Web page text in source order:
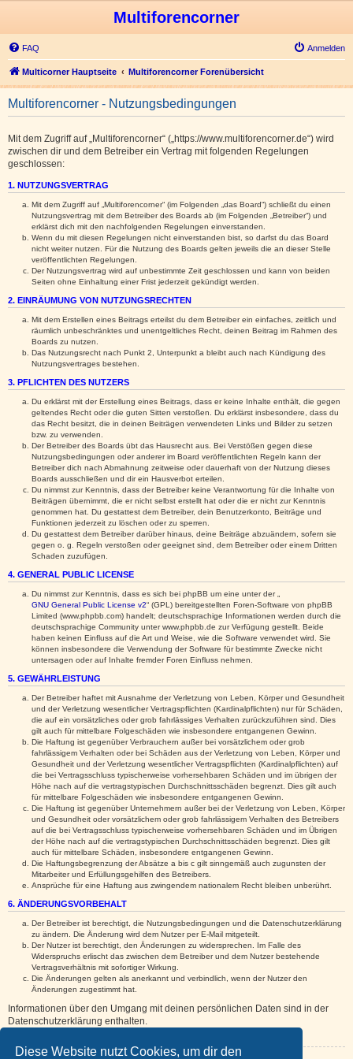
Diese Website nutzt Cookies, um dir den
Multiforencorner
FAQ Anmelden
Multicorner Hauptseite Multiforencorner Forenübersicht
Multiforencorner - Nutzungsbedingungen
Mit dem Zugriff auf „Multiforencorner“ („https://www.multiforencorner.de“) wird
zwischen dir und dem Betreiber ein Vertrag mit folgenden Regelungen
geschlossen:
1. NUTZUNGSVERTRAG
Mit dem Zugriff auf „Multiforencorner“ (im Folgenden „das Board“) schließt du einen
Nutzungsvertrag mit dem Betreiber des Boards ab (im Folgenden „Betreiber“) und
erklärst dich mit den nachfolgenden Regelungen einverstanden.
Wenn du mit diesen Regelungen nicht einverstanden bist, so darfst du das Board
nicht weiter nutzen. Für die Nutzung des Boards gelten jeweils die an dieser Stelle
veröffentlichten Regelungen.
Der Nutzungsvertrag wird auf unbestimmte Zeit geschlossen und kann von beiden
Seiten ohne Einhaltung einer Frist jederzeit gekündigt werden.
2. EINRÄUMUNG VON NUTZUNGSRECHTEN
Mit dem Erstellen eines Beitrags erteilst du dem Betreiber ein einfaches, zeitlich und
räumlich unbeschränktes und unentgeltliches Recht, deinen Beitrag im Rahmen des
Boards zu nutzen.
Das Nutzungsrecht nach Punkt 2, Unterpunkt a bleibt auch nach Kündigung des
Nutzungsvertrages bestehen.
3. PFLICHTEN DES NUTZERS
Du erklärst mit der Erstellung eines Beitrags, dass er keine Inhalte enthält, die gegen
geltendes Recht oder die guten Sitten verstoßen. Du erklärst insbesondere, dass du
das Recht besitzt, die in deinen Beiträgen verwendeten Links und Bilder zu setzen
bzw. zu verwenden.
Der Betreiber des Boards übt das Hausrecht aus. Bei Verstößen gegen diese
Nutzungsbedingungen oder anderer im Board veröffentlichten Regeln kann der
Betreiber dich nach Abmahnung zeitweise oder dauerhaft von der Nutzung dieses
Boards ausschließen und dir ein Hausverbot erteilen.
Du nimmst zur Kenntnis, dass der Betreiber keine Verantwortung für die Inhalte von
Beiträgen übernimmt, die er nicht selbst erstellt hat oder die er nicht zur Kenntnis
genommen hat. Du gestattest dem Betreiber, dein Benutzerkonto, Beiträge und
Funktionen jederzeit zu löschen oder zu sperren.
Du gestattest dem Betreiber darüber hinaus, deine Beiträge abzuändern, sofern sie
gegen o. g. Regeln verstoßen oder geeignet sind, dem Betreiber oder einem Dritten
Schaden zuzufügen.
4. GENERAL PUBLIC LICENSE
Du nimmst zur Kenntnis, dass es sich bei phpBB um eine unter der „
GNU General Public License v2“ (GPL) bereitgestellten Foren-Software von phpBB
Limited (www.phpbb.com) handelt; deutschsprachige Informationen werden durch die
deutschsprachige Community unter www.phpbb.de zur Verfügung gestellt. Beide
haben keinen Einfluss auf die Art und Weise, wie die Software verwendet wird. Sie
können insbesondere die Verwendung der Software für bestimmte Zwecke nicht
untersagen oder auf Inhalte fremder Foren Einfluss nehmen.
5. GEWÄHRLEISTUNG
Der Betreiber haftet mit Ausnahme der Verletzung von Leben, Körper und Gesundheit
und der Verletzung wesentlicher Vertragspflichten (Kardinalpflichten) nur für Schäden,
die auf ein vorsätzliches oder grob fahrlässiges Verhalten zurückzuführen sind. Dies
gilt auch für mittelbare Folgeschäden wie insbesondere entgangenen Gewinn.
Die Haftung ist gegenüber Verbrauchern außer bei vorsätzlichem oder grob
fahrlässigem Verhalten oder bei Schäden aus der Verletzung von Leben, Körper und
Gesundheit und der Verletzung wesentlicher Vertragspflichten (Kardinalpflichten) auf
die bei Vertragsschluss typischerweise vorhersehbaren Schäden und im übrigen der
Höhe nach auf die vertragstypischen Durchschnittsschäden begrenzt. Dies gilt auch
für mittelbare Folgeschäden wie insbesondere entgangenen Gewinn.
Die Haftung ist gegenüber Unternehmern außer bei der Verletzung von Leben, Körper
und Gesundheit oder vorsätzlichem oder grob fahrlässigem Verhalten des Betreibers
auf die bei Vertragsschluss typischerweise vorhersehbaren Schäden und im Übrigen
der Höhe nach auf die vertragstypischen Durchschnittsschäden begrenzt. Dies gilt
auch für mittelbare Schäden, insbesondere entgangenen Gewinn.
Die Haftungsbegrenzung der Absätze a bis c gilt sinngemäß auch zugunsten der
Mitarbeiter und Erfüllungsgehilfen des Betreibers.
Ansprüche für eine Haftung aus zwingendem nationalem Recht bleiben unberührt.
6. ÄNDERUNGSVORBEHALT
Der Betreiber ist berechtigt, die Nutzungsbedingungen und die Datenschutzerklärung
zu ändern. Die Änderung wird dem Nutzer per E-Mail mitgeteilt.
Der Nutzer ist berechtigt, den Änderungen zu widersprechen. Im Falle des
Widerspruchs erlischt das zwischen dem Betreiber und dem Nutzer bestehende
Vertragsverhältnis mit sofortiger Wirkung.
Die Änderungen gelten als anerkannt und verbindlich, wenn der Nutzer den
Änderungen zugestimmt hat.
Informationen über den Umgang mit deinen persönlichen Daten sind in der
Datenschutzerklärung enthalten.